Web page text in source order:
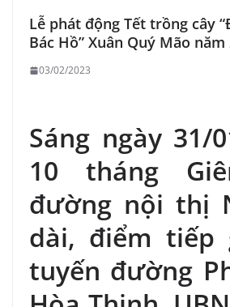
Lễ phát động Tết trồng cây
Bác Hồ” Xuân Quý Mão năm
03/02/2023
Sáng ngày 31/
10 tháng
đường nội thị
dài, điểm tiếp
tuyến đường